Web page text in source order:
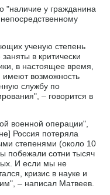
"наличие у гражданина
ученую степень
в критически
в настоящее время,
имеют возможность
службу по
– говорится в
военной операции",
Россия потеряла
степенями (около 10
побежали сотни тысяч
И если мы не
кризис в науке и
– написал Матвеев.